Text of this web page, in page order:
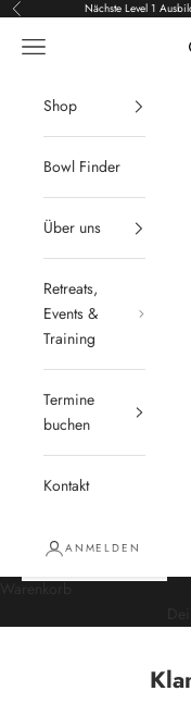
Zum Inhalt springen
Zurück Nächste Level 1
Menü
Shop
Bowl Finder
Über uns
Retreats,
Events &
Training
Termine
buchen
Kontakt
ANMELDEN